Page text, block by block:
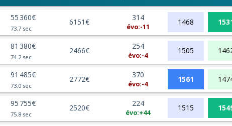
55 360€
73.7 sec
6151€ 314
évo:-11
1468
81 380€
74.2 sec
2466€ 254
évo:-4
1505
91 485€
73.0 sec
2772€ 370
évo:-4
1561
95 755€
75.8 sec
2520€ 224
évo:+44
1515